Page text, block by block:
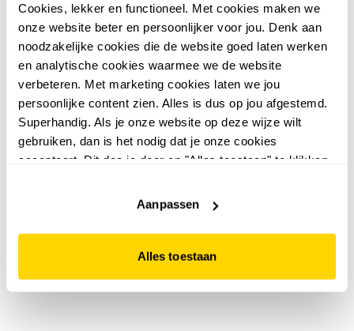
Cookies, lekker en functioneel. Met cookies maken we
onze website beter en persoonlijker voor jou. Denk aan
noodzakelijke cookies die de website goed laten werken
en analytische cookies waarmee we de website
verbeteren. Met marketing cookies laten we jou
persoonlijke content zien. Alles is dus op jou afgestemd.
Superhandig. Als je onze website op deze wijze wilt
gebruiken, dan is het nodig dat je onze cookies
accepteert. Dit doe je door op "Alles toestaan" te klikken.
website niet optimaal functioneert.
Aanpassen
Alles toestaan